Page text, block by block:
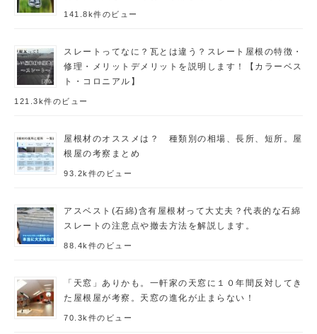
141.8k件のビュー
スレートってなに？瓦とは違う？スレート屋根の特徴・
修理・メリットデメリットを説明します！【カラーベス
ト・コロニアル】
121.3k件のビュー
屋根材のオススメは？ 種類別の相場、長所、短所。屋
根屋の考察まとめ
93.2k件のビュー
アスベスト(石綿)含有屋根材って大丈夫？代表的な石綿
スレートの注意点や撤去方法を解説します。
88.4k件のビュー
「天窓」ありかも。一軒家の天窓に１０年間反対してき
た屋根屋が考察。天窓の進化が止まらない！
70.3k件のビュー